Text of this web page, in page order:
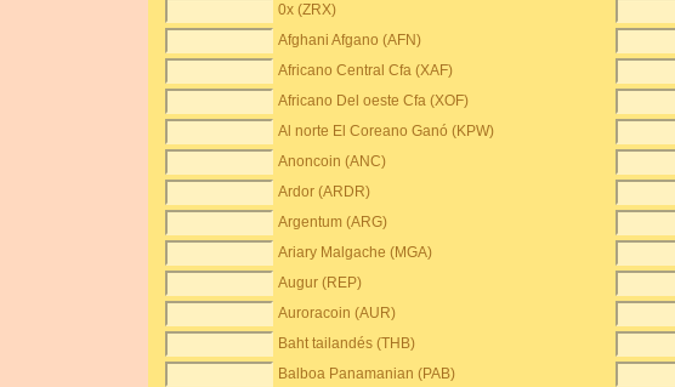
0x (ZRX)
Afghani Afgano (AFN)
Africano Central Cfa (XAF)
Africano Del oeste Cfa (XOF)
Al norte El Coreano Ganó (KPW)
Anoncoin (ANC)
Ardor (ARDR)
Argentum (ARG)
Ariary Malgache (MGA)
Augur (REP)
Auroracoin (AUR)
Baht tailandés (THB)
Balboa Panamanian (PAB)